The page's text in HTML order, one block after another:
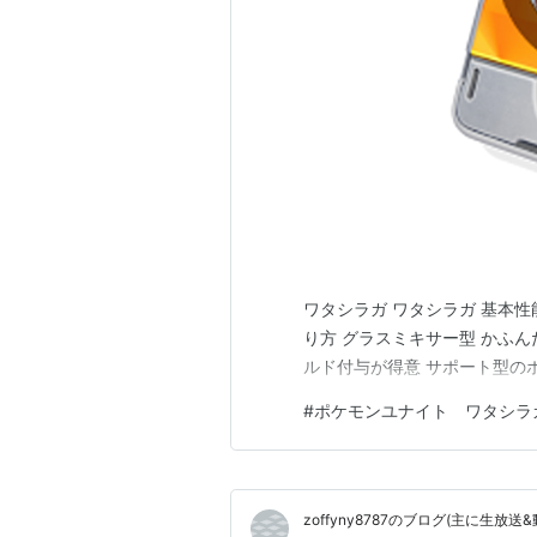
ワタシラガ ワタシラガ 基本
り方 グラスミキサー型 かふ
ルド付与が得意 サポート型の
#ポケモンユナイト ワタシラ
zoffyny8787のブログ(主に生放送&